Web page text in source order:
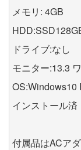
メモリ: 4GB
ドライブ:なし
モニター:13.3
インストール済
付属品はACア